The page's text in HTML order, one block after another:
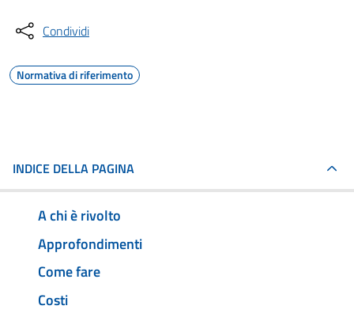
Condividi
Normativa di riferimento
INDICE DELLA PAGINA
A chi è rivolto
Approfondimenti
Come fare
Costi